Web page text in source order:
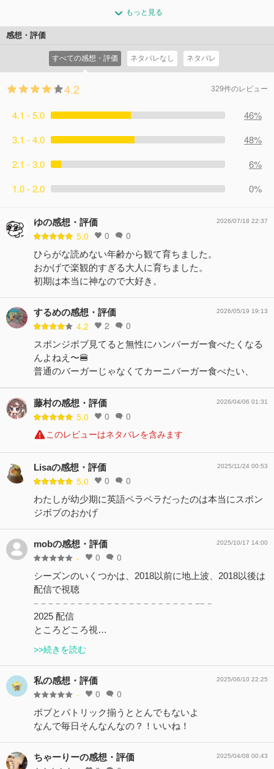
ドーム"に、初めてスポンジ・ボブを招待した。だが、お家
にしたため、スポンジ・ボブは大ピンチ！
ドは・・・。 / B マッチョなラリーとウェイトリフティン
グをやっていたスポンジ・ボブだったが、力が入りすぎ
て、パンツが破けてしまう。初めは恥ずかしがるスポン
ジ・ボブだが、みんなが笑い、一躍人気者になることがで
きた。しかし、しつこくそのネタばかりをやってしまい、
コメント2件拍手1回
ブとパトリックは、元気になりつつあるイカルドが"人生最
高の日"を過ごせるようにと、クラゲ採りに誘う。しかし、
に・・・。 / B カーニバーガーの秘密のレシピを盗むため
に悪者プランクトンは邪悪な陰謀を計画。スポンジ・ボブ
の脳の中に忍び込み、メカを使ってスポンジ・ボブをあや
コメント2件拍手0回
もっと見る
感想・評価
すべての感想・評価 ネタバレなし ネタバレ
4.2 329件のレビュー
4.1 - 5.0
46%
3.1 - 4.0
48%
2.1 - 3.0
6%
1.0 - 2.0
0%
ゆの感想・評価
5.0 0 0
2026/07/18 22:37
ひらがな読めない年齢から観て育ちました。
おかげで楽観的すぎる大人に育ちました。
初期は本当に神なので大好き。
するめの感想・評価
4.2 2 0
2026/05/19 19:13
スポンジボブ見てると無性にハンバーガー食べたくなる
んよねえ〜🍔
普通のバーガーじゃなくてカーニバーガー食べたい、
藤村の感想・評価
5.0 0 0
2026/04/06 01:31
このレビューはネタバレを含みます
Lisaの感想・評価
5.0 0 0
2025/11/24 00:53
わたしが幼少期に英語ペラペラだったのは本当にスポン
ジボブのおかげ
mobの感想・評価
- 0 0
2025/10/17 14:00
シーズンのいくつかは、2018以前に地上波、2018以後は
配信で視聴
𓐄 𓐄 𓐄 𓐄 𓐄 𓐄 𓐄 𓐄 𓐄 𓐄 𓐄 𓐄 𓐄 𓐄 𓐄 𓐄 𓐄 𓐄 𓐄 𓐄 𓐄 𓐄 𓐄𓐄 𓐄
2025 配信
ところどころ視…
>>続きを読む
私の感想・評価
- 0 0
2025/06/10 22:25
ボブとパトリック揃うととんでもないよ
なんで毎日そんなんなの？！いいね！
ちゃーりーの感想・評価 2025/04/08 00:43